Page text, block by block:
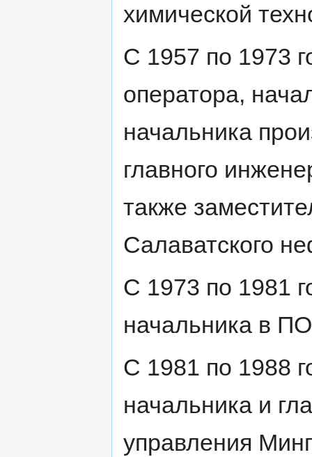
химической
С 1957 по 1973
оператора,
начальника
главного
также
Салаватского
С 1973 по 1981
начальника в
С 1981 по 1988
начальника и
управления